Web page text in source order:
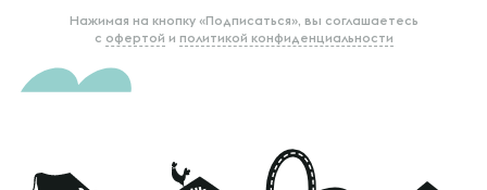
Нажимая на кнопку «Подписаться», вы соглашаетесь
с офертой и политикой конфиденциальности